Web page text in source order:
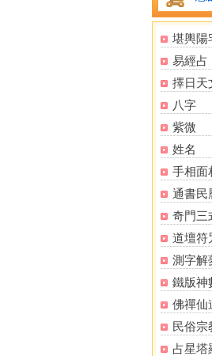
堪輿陽
易經占
擇日天
八字
紫微
姓名
手相面
通書民
奇門三
道壇符
測字解
鐵版神
佛禪仙
民俗宗
占星塔